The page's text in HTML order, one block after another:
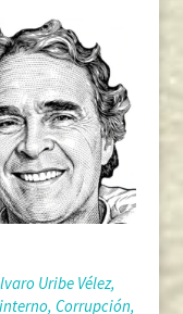
Uribe Vélez,
, Corrupción,